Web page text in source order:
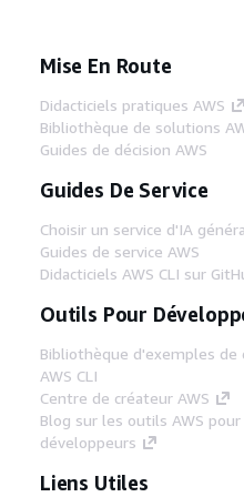
Mise En Route
Didacticiels pratiques AWS
Bibliothèque de solutions
Guides de décision AWS
Guides De Service
Choisir un service d'IA
Guides de service AWS
Didacticiels AWS CLI sur
Outils Pour
Bibliothèque d'exemples de
AWS CLI
Centre de créateur AWS
Blog sur les outils AWS pour
développeurs
Liens Utiles